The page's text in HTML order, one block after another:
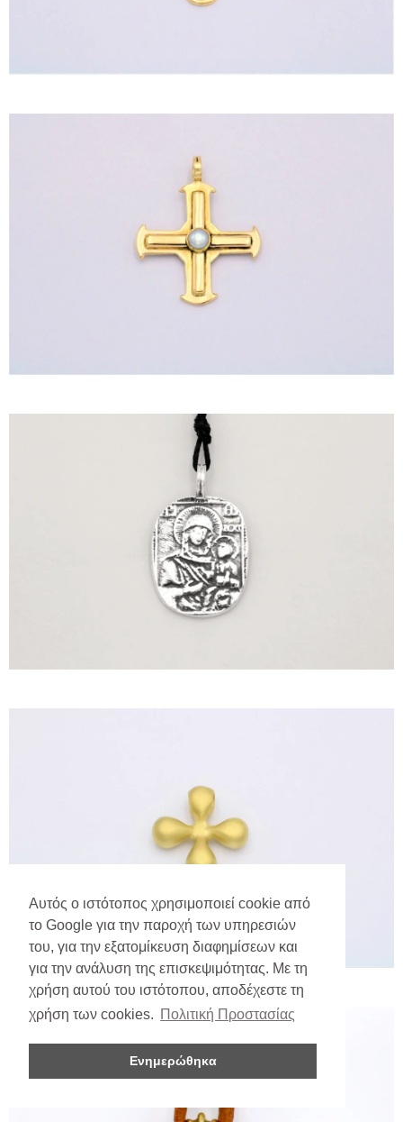
Αυτός ο ιστότοπος χρησιμοποιεί cookie από
το Google για την παροχή των υπηρεσιών
του, για την εξατομίκευση διαφημίσεων και
για την ανάλυση της επισκεψιμότητας. Με τη
χρήση αυτού του ιστότοπου, αποδέχεστε τη
χρήση των cookies. Πολιτική Προστασίας
Ενημερώθηκα